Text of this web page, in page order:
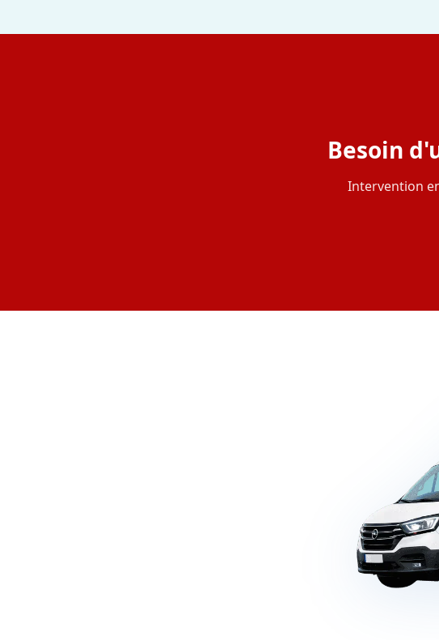
Besoin
Intervention